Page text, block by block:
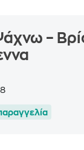
–